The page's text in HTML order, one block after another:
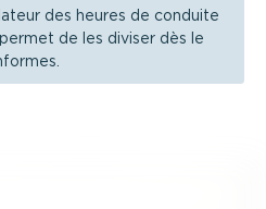
des heures de conduite
de les diviser dès le